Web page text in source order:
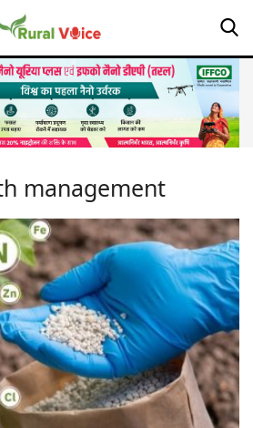
management